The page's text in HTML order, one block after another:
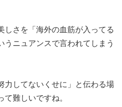
しさを「海外の血筋が入ってる
うニュアンスで言われてしまう
力してないくせに」と伝わる場
難しいですね。